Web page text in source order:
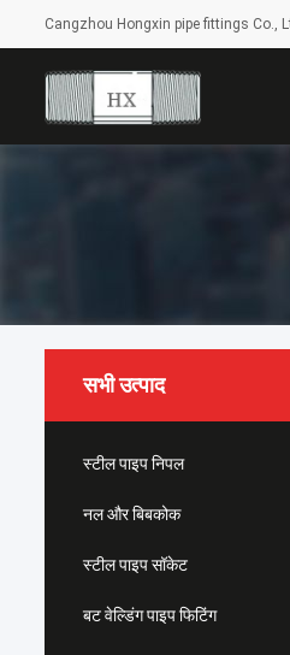
Cangzhou Hongxin pipe fittings Co.,
सभी उत्पाद
स्टील पाइप निपल
नल और बिबकोक
स्टील पाइप सॉकेट
बट वेल्डिंग पाइप फिटिंग